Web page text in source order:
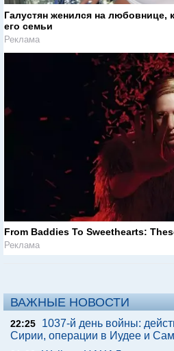
Галустян женился на любовнице,
его семьи
Реклама
From Baddies To Sweethearts:
Реклама
ВАЖНЫЕ НОВОСТИ
22:25
1037-й день войны:
Сирии, операции в Иудее и